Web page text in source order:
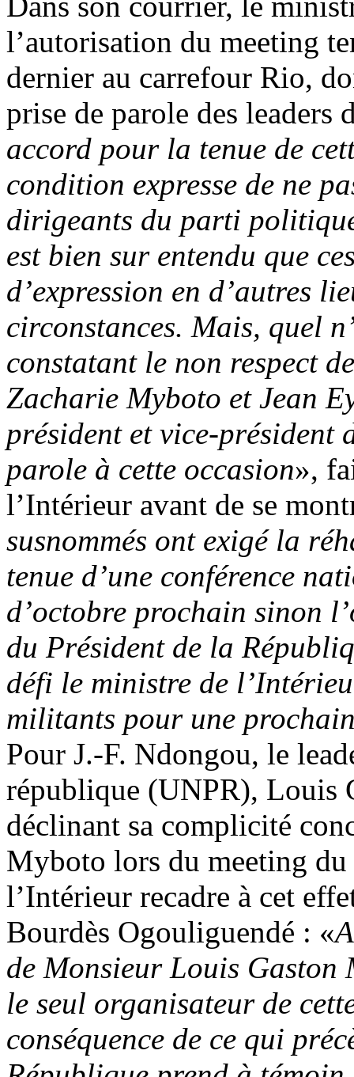
l’autorisation du meeting
dernier au carrefour Rio,
prise de parole des leaders
accord pour la tenue de
condition expresse de ne
dirigeants du parti
est bien sur entendu que
d’expression en d’autres
circonstances. Mais, quel
constatant le non respect
Zacharie Myboto et Jean
président et vice-
parole à cette occasion»,
l’Intérieur avant de se
susnommés ont exigé la
tenue d’une conférence
d’octobre prochain sinon
du Président de la
défi le ministre de
militants pour une
Pour J.-F. Ndongou, le
république (UNPR), Louis
déclinant sa complicité
Myboto lors du meeting
l’Intérieur recadre à cet
Bourdès Ogouliguendé : «
de Monsieur Louis Gaston
le seul organisateur de
conséquence de ce qui